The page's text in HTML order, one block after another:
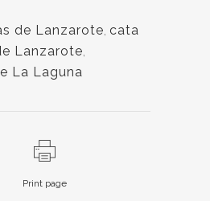
de Lanzarote cata
Lanzarote
La Laguna
Print page